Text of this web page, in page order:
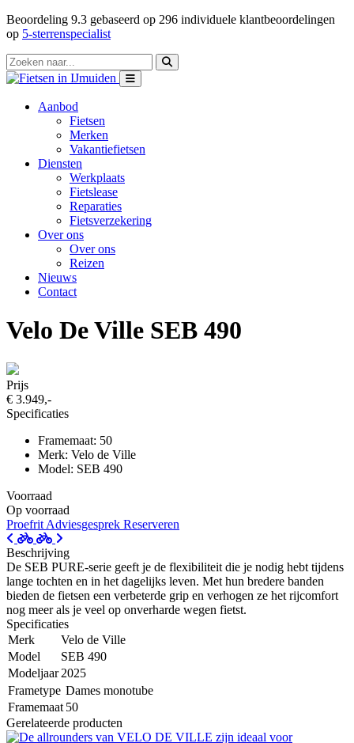
Beoordeling 9.3 gebaseerd op 296 individuele klantbeoordelingen
op 5-sterrenspecialist
Aanbod
Fietsen
Merken
Vakantiefietsen
Diensten
Werkplaats
Fietslease
Reparaties
Fietsverzekering
Over ons
Over ons
Reizen
Nieuws
Contact
Velo De Ville SEB 490
Prijs
€ 3.949,-
Specificaties
Framemaat: 50
Merk: Velo de Ville
Model: SEB 490
Voorraad
Op voorraad
Proefrit Adviesgesprek Reserveren
Beschrijving
De SEB PURE-serie geeft je de flexibiliteit die je nodig hebt tijdens
lange tochten en in het dagelijks leven. Met hun bredere banden
bieden de fietsen een verbeterde grip en verhogen ze het rijcomfort
nog meer als je veel op onverharde wegen fietst.
Specificaties
Merk
Velo de Ville
Model
SEB 490
Modeljaar 2025
Frametype Dames monotube
Framemaat 50
Gerelateerde producten